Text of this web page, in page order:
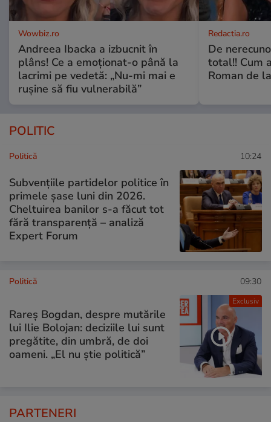
Wowbiz.ro
Andreea Ibacka a izbucnit în
plâns! Ce a emoționat-o până la
lacrimi pe vedetă: „Nu-mi mai e
rușine să fiu vulnerabilă”
Redactia.ro
De
total!! Cum
Roman de
POLITIC
Politică 10:24
Subvențiile partidelor politice în
primele șase luni din 2026.
Cheltuirea banilor s-a făcut tot
fără transparență – analiză
Expert Forum
Exclusiv
Politică 09:30
Rareș Bogdan, despre mutările
lui Ilie Bolojan: deciziile lui sunt
pregătite, din umbră, de doi
oameni. „El nu știe politică”
PARTENERI